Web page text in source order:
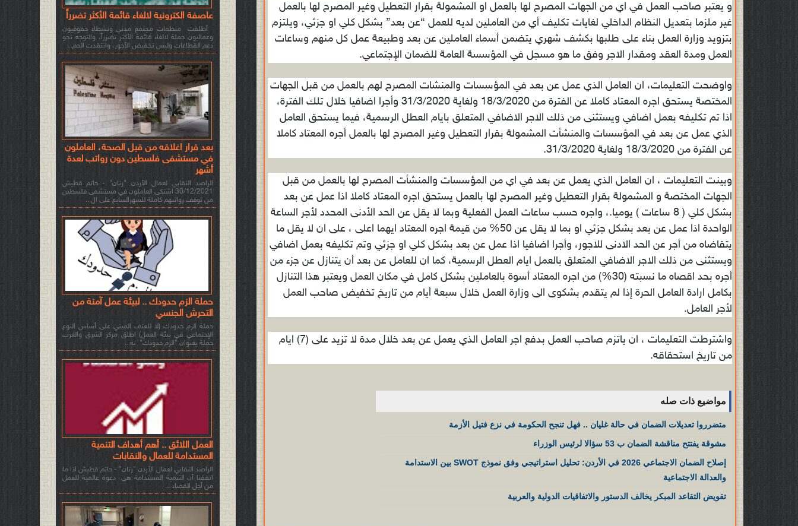
و يعتبر صاحب العمل في اي من الجهات المصرح لها بالعمل او المشمولة بقرار التعطيل وغير المصرح لها بالعمل
غير ملزما بتعديل النظام الداخلي لغايات تكليف أي من العاملين لديه للعمل “عن بعد” بشكل كلي او جزئي، ويلتزم
بتزويد وزارة العمل بناء على طلبها بكشف شهري يتضمن أسماء العاملين عن بعد وطبيعة عمل كل منهم وساعات
العمل ومدة العقد ومقدار الاجر وفق ما هو مسجل في المؤسسة العامة للضمان الإجتماعي.
واوضحت التعليمات، ان العامل الذي عمل عن بعد في المؤسسات والمنشات المصرح لهم بالعمل من قبل الجهات
المختصة يستحق اجره المعتاد كاملا عن الفترة من 18/3/2020 ولغاية 31/3/2020 وأجرا اضافيا خلال تلك الفترة،
اذا تم تكليفه بعمل اضافي ويستثنى من ذلك الاجر الاضافي المتعلق بايام العطل الرسمية، فيما يستحق العامل
الذي عمل عن بعد في المؤسسات والمنشأت المشمولة بقرار التعطيل وغير المصرح لها بالعمل أجره المعتاد كاملا
عن الفترة من 18/3/2020 ولغاية 31/3/2020.
وبينت التعليمات ، ان العامل الذي يعمل عن بعد في اي من المؤسسات والمنشأت المصرح لها بالعمل من قبل
الجهات المختصة و المشمولة بقرار التعطيل وغير المصرح لها بالعمل يستحق اجره المعتاد كاملا اذا عمل عن بعد
بشكل كلي ( 8 ساعات ) يوميا.، واجره حسب ساعات العمل الفعلية وبما لا يقل عن الحد الأدنى المحدد لأجر الساعة
الواحدة اذا عمل عن بعد بشكل جزئي او بما لا يقل عن 50% من قيمة اجره المعتاد ايهما اعلى ، على ان لا يقل ما
يتقاضاه من أجر عن الحد الادنى للاجور، وأجرا اضافيا اذا عمل عن بعد بشكل كلي او جزئي وتم تكليفه بعمل اضافي
ويستثنى من ذلك الاجر الاضافي المتعلق بالعمل ايام العطل الرسمية، كما ان للعامل عن بعد أن يتنازل عن جزء من
أجره بحد اقصاه ما نسبته (30%) من اجره المعتاد أسوة بالعاملين بشكل كامل في مكان العمل ويعتبر هذا التنازل
بكامل ارادة العامل الحرة إذا لم يتقدم بشكوى الى وزارة العمل خلال سبعة أيام من تاريخ تخفيض صاحب العمل
لأجر العامل.
واشترطت التعليمات ، ان ياتزم صاحب العمل بدفع اجر العامل الذي يعمل عن بعد خلال مدة لا تزيد على (7) ايام
من تاريخ استحقاقه.
مواضيع ذات صله
متضرروا تعديلات الضمان في حالة غليان .. فهل تنجح الحكومة في نزع فتيل الأزمة
مشوقة يفتتح مناقشة الضمان ب 53 سؤالا لرئيس الوزراء
إصلاح الضمان الاجتماعي 2026 في الأردن: تحليل استراتيجي وفق نموذج SWOT بين الاستدامة
والعدالة الاجتماعية
تقويض التقاعد المبكر يخالف الدستور والاتفاقيات الدولية والعربية
عاصفة الكترونية لالغاء قائمة الأكثر تضرراً
أطلقت منظمات مجتمع مدني ونشطاء حقوقيون
وعماليون حملة لالغاء قائمة الأكثر تضرراً، والتوجه نحو
دعم القطاعات وليس تخفيض الأجور، وانتقدت الحم...
بعد قرار اغلاقه من قبل الصحة، العاملون
في مستشفى فلسطين دون رواتب لعدة
أشهر
الراصد النقابي لعمال الأردن "رنان" - حاتم قطيش
30/12/2021 اشتكى العاملون في مستشفى فلسطين
من توقف رواتبهم كاملة للشهرالسابع على ال...
حملة الزم حدودك .. لبيئة عمل آمنة من
التحرش الجنسي
حملة الزم حدودك (لا للعنف المبني على أساس النوع
الإجتماعي في بيئة العمل) اطلق مركز الشرق والغرب
حملة بعنوان "الزم حدودك" ته...
العمل اللائق .. أهم أهداف التنمية
المستدامة للعمال والنقابات
الراصد النقابي لعمال الأردن "رنان" - حاتم قطيش اذا ما
اتفقنا أن التنمية المستدامة هي دعوة عالمية للعمل
من أجل القضاء ...